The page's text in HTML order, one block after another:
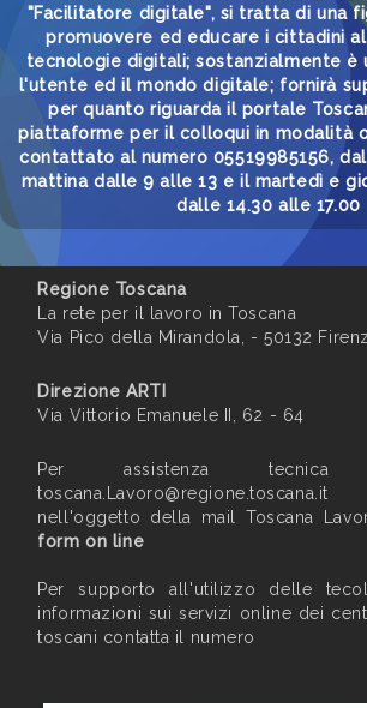
"Facilitatore digitale", si tratta di una
promuovere ed educare i cittadini
tecnologie digitali; sostanzialmente è
l'utente ed il mondo digitale; fornirà
per quanto riguarda il portale
piattaforme per il colloqui in modalità
contattato al numero 05519985156,
mattina dalle 9 alle 13 e il martedì e
dalle 14.30 alle 17.00
Regione Toscana
La rete per il lavoro in Toscana
Via Pico della Mirandola, - 50132
Direzione ARTI
Via Vittorio Emanuele II, 62 - 64
Per assistenza
toscana.Lavoro@regione.toscana.it
nell'oggetto della mail Toscana
form on line
Per supporto all'utilizzo delle
informazioni sui servizi online dei
toscani contatta il numero